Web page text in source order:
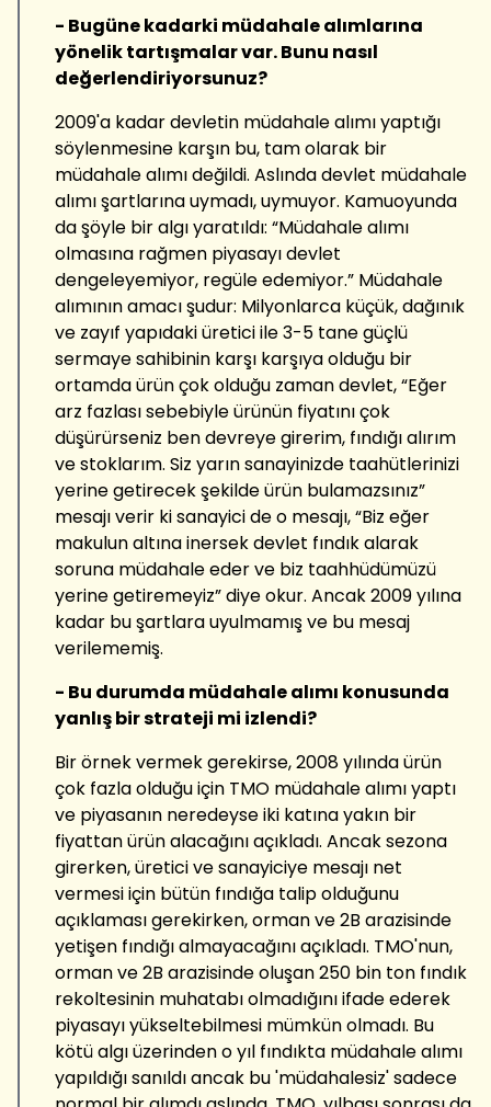
- Bugüne kadarki müdahale alımlarına
yönelik tartışmalar var. Bunu nasıl
değerlendiriyorsunuz?
2009'a kadar devletin müdahale alımı yaptığı
söylenmesine karşın bu, tam olarak bir
müdahale alımı değildi. Aslında devlet müdahale
alımı şartlarına uymadı, uymuyor. Kamuoyunda
da şöyle bir algı yaratıldı: “Müdahale alımı
olmasına rağmen piyasayı devlet
dengeleyemiyor, regüle edemiyor.” Müdahale
alımının amacı şudur: Milyonlarca küçük, dağınık
ve zayıf yapıdaki üretici ile 3-5 tane güçlü
sermaye sahibinin karşı karşıya olduğu bir
ortamda ürün çok olduğu zaman devlet, “Eğer
arz fazlası sebebiyle ürünün fiyatını çok
düşürürseniz ben devreye girerim, fındığı alırım
ve stoklarım. Siz yarın sanayinizde taahütlerinizi
yerine getirecek şekilde ürün bulamazsınız”
mesajı verir ki sanayici de o mesajı, “Biz eğer
makulun altına inersek devlet fındık alarak
soruna müdahale eder ve biz taahhüdümüzü
yerine getiremeyiz” diye okur. Ancak 2009 yılına
kadar bu şartlara uyulmamış ve bu mesaj
verilememiş.
- Bu durumda müdahale alımı konusunda
yanlış bir strateji mi izlendi?
Bir örnek vermek gerekirse, 2008 yılında ürün
çok fazla olduğu için TMO müdahale alımı yaptı
ve piyasanın neredeyse iki katına yakın bir
fiyattan ürün alacağını açıkladı. Ancak sezona
girerken, üretici ve sanayiciye mesajı net
vermesi için bütün fındığa talip olduğunu
açıklaması gerekirken, orman ve 2B arazisinde
yetişen fındığı almayacağını açıkladı. TMO'nun,
orman ve 2B arazisinde oluşan 250 bin ton fındık
rekoltesinin muhatabı olmadığını ifade ederek
piyasayı yükseltebilmesi mümkün olmadı. Bu
kötü algı üzerinden o yıl fındıkta müdahale alımı
yapıldığı sanıldı ancak bu 'müdahalesiz' sadece